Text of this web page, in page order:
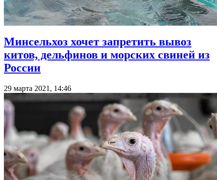
Минсельхоз хочет запретить вывоз
китов, дельфинов и морских свиней из
России
29 марта 2021, 14:46